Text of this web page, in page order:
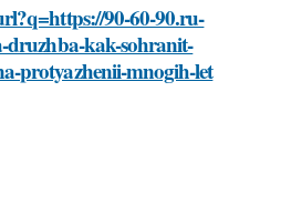
90-60-90.ru-
druzhba-kak-sohranit-
protyazhenii-mnogih-let